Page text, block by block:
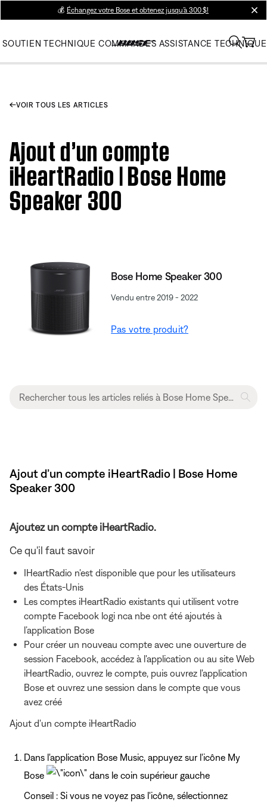
💰 Échangez votre Bose et obtenez jusqu’à 300 $!
SOUTIEN TECHNIQUE COMMANDES ASSISTANCE TECHNIQUE
VOIR TOUS LES ARTICLES
Ajout d’un compte
iHeartRadio | Bose Home
Speaker 300
Bose Home Speaker 300
Vendu entre 2019 - 2022
Pas votre produit?
Ajout d’un compte iHeartRadio | Bose Home
Speaker 300
Ajoutez un compte iHeartRadio.
Ce qu'il faut savoir
IHeartRadio n'est disponible que pour les utilisateurs
des États-Unis
Les comptes iHeartRadio existants qui utilisent votre
compte Facebook logi nca nbe ont été ajoutés à
l’application Bose
Pour créer un nouveau compte avec une ouverture de
session Facebook, accédez à l'application ou au site Web
iHeartRadio, ouvrez le compte, puis ouvrez l'application
Bose et ouvrez une session dans le compte que vous
avez créé
Ajout d'un compte iHeartRadio
Dans l'application Bose Music, appuyez sur l'icône My
Bose
dans le coin supérieur gauche
Conseil : Si vous ne voyez pas l'icône, sélectionnez